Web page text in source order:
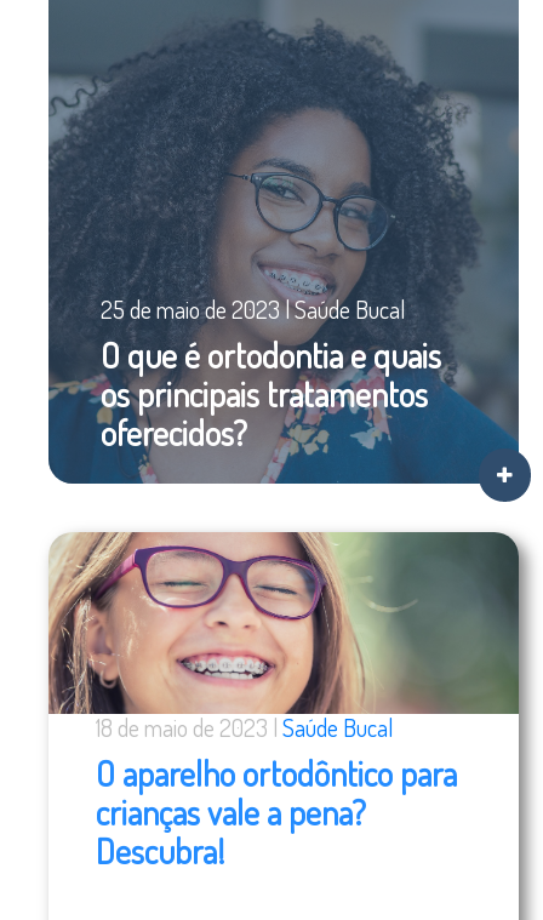
25 de maio de 2023 | Saúde Bucal
O que é ortodontia e quais
os principais tratamentos
oferecidos?
18 de maio de 2023 |Saúde Bucal
O aparelho ortodôntico para
crianças vale a pena?
Descubra!